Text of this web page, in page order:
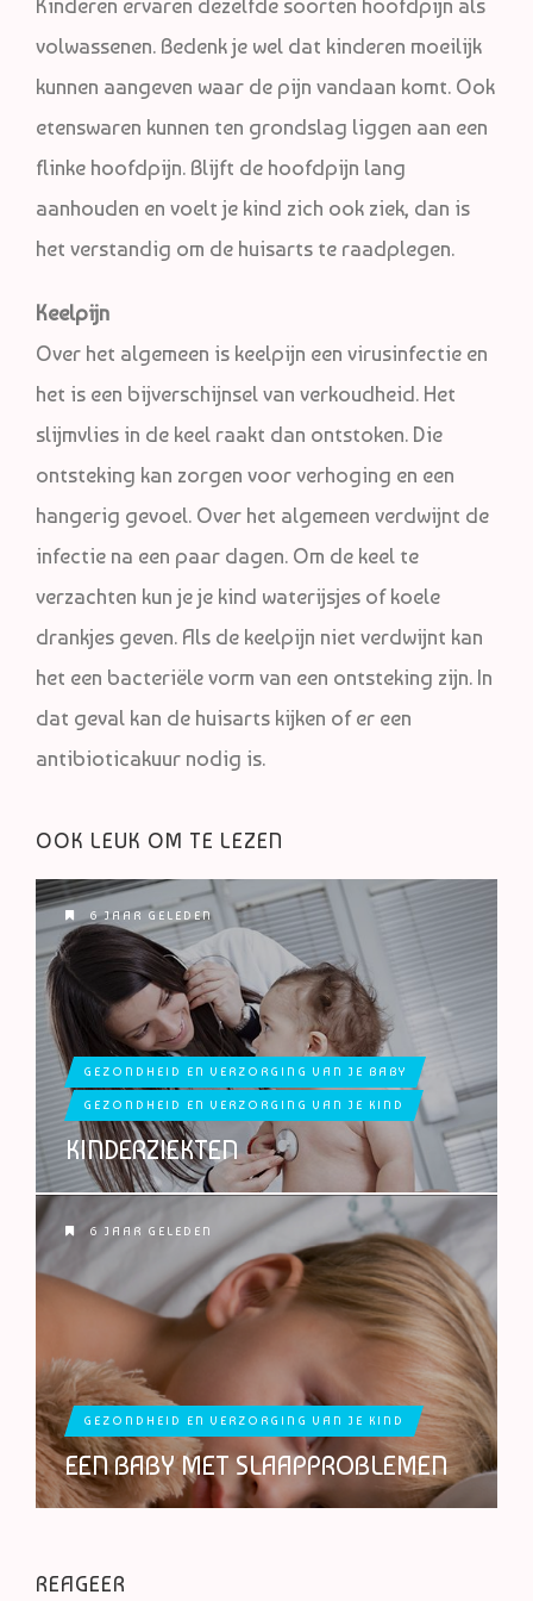
Kinderen ervaren dezelfde soorten hoofdpijn als
volwassenen. Bedenk je wel dat kinderen moeilijk
kunnen aangeven waar de pijn vandaan komt. Ook
etenswaren kunnen ten grondslag liggen aan een
flinke hoofdpijn. Blijft de hoofdpijn lang
aanhouden en voelt je kind zich ook ziek, dan is
het verstandig om de huisarts te raadplegen.
Keelpijn
Over het algemeen is keelpijn een virusinfectie en
het is een bijverschijnsel van verkoudheid. Het
slijmvlies in de keel raakt dan ontstoken. Die
ontsteking kan zorgen voor verhoging en een
hangerig gevoel. Over het algemeen verdwijnt de
infectie na een paar dagen. Om de keel te
verzachten kun je je kind waterijsjes of koele
drankjes geven. Als de keelpijn niet verdwijnt kan
het een bacteriële vorm van een ontsteking zijn. In
dat geval kan de huisarts kijken of er een
antibioticakuur nodig is.
OOK LEUK OM TE LEZEN
6 JAAR GELEDEN
GEZONDHEID EN VERZORGING VAN JE BABY
GEZONDHEID EN VERZORGING VAN JE KIND
KINDERZIEKTEN
6 JAAR GELEDEN
GEZONDHEID EN VERZORGING VAN JE KIND
EEN BABY MET SLAAPPROBLEMEN
REAGEER